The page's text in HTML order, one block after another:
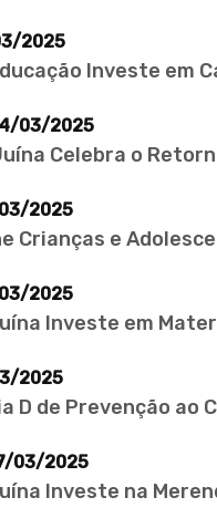
2025
Investe em
03/2025
Celebra o
2025
Crianças e
2025
Investe em
2025
D de Prevenção ao
03/2025
Investe na